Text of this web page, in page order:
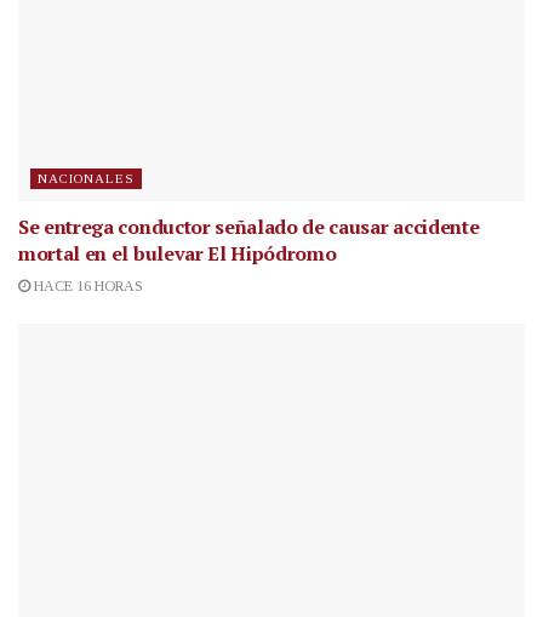
NACIONALES
Se entrega conductor señalado de causar accidente
mortal en el bulevar El Hipódromo
HACE 16 HORAS